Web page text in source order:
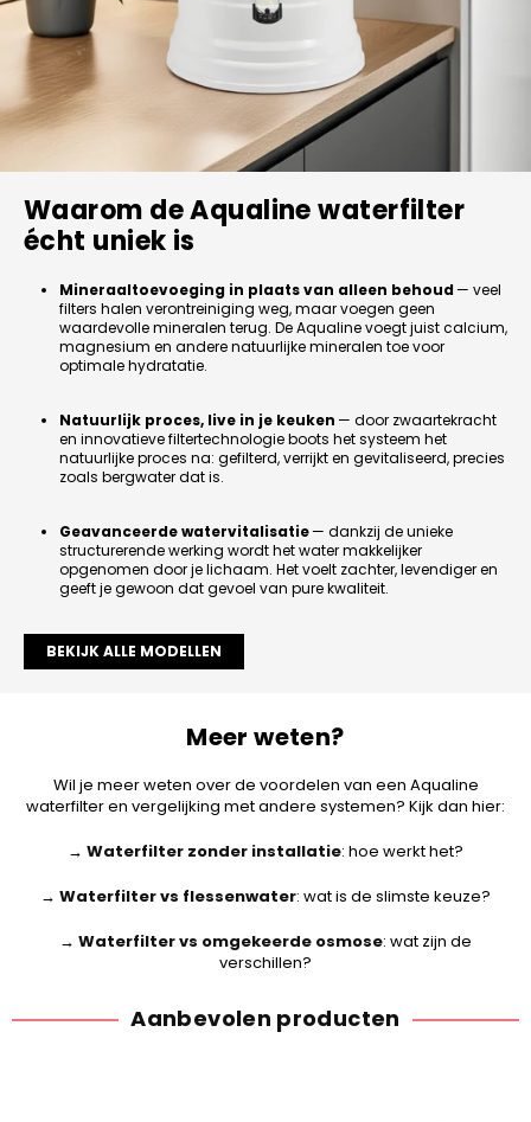
Waarom de Aqualine waterfilter
écht uniek is
Mineraaltoevoeging in plaats van alleen behoud — veel
filters halen verontreiniging weg, maar voegen geen
waardevolle mineralen terug. De Aqualine voegt juist calcium,
magnesium en andere natuurlijke mineralen toe voor
optimale hydratatie.
Natuurlijk proces, live in je keuken — door zwaartekracht
en innovatieve filtertechnologie boots het systeem het
natuurlijke proces na: gefilterd, verrijkt en gevitaliseerd, precies
zoals bergwater dat is.
Geavanceerde watervitalisatie— dankzij de unieke
structurerende werking wordt het water makkelijker
opgenomen door je lichaam. Het voelt zachter, levendiger en
geeft je gewoon dat gevoel van pure kwaliteit.
BEKIJK ALLE MODELLEN
Meer weten?
Wil je meer weten over de voordelen van een Aqualine
waterfilter en vergelijking met andere systemen? Kijk dan hier:
→ Waterfilter zonder installatie: hoe werkt het?
→ Waterfilter vs flessenwater: wat is de slimste keuze?
→ Waterfilter vs omgekeerde osmose: wat zijn de
verschillen?
Aanbevolen producten